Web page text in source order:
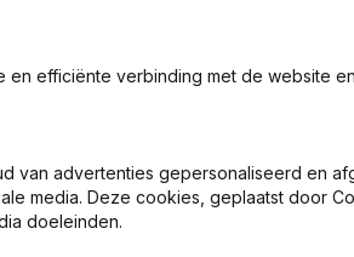
€14.827
efficiënte verbinding met de website en
van advertenties gepersonaliseerd en
media. Deze cookies, geplaatst door
doeleinden.